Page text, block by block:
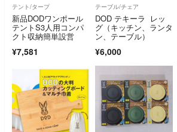
テント/タープ
新品DODワンポール
テントS3人用コンパ
クト収納簡単設営
¥7,581
テーブル/チェア
DOD テキーラ レッ
グ（キッチン、ランタ
ン、テーブル）
¥6,000